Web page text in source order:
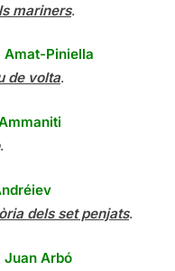
mariners.
Amat-Piniella
de volta.
.
dels set penjats.
Juan Arbó